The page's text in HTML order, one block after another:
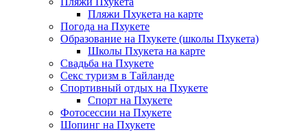
Пляжи Пхукета на карте
Погода на Пхукете
Образование на Пхукете (школы Пхукета)
Школы Пхукета на карте
Свадьба на Пхукете
Секс туризм в Тайланде
Спортивный отдых на Пхукете
Спорт на Пхукете
Фотосессии на Пхукете
Шопинг на Пхукете